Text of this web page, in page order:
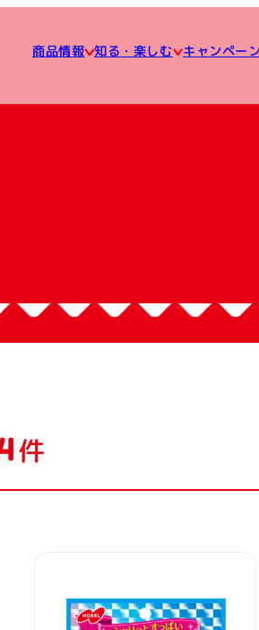
商品情報 知る・楽しむ キャンペーン
件